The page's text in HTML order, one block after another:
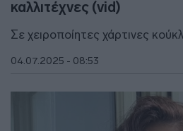
καλλιτέχνες (vid)
Σε χειροποίητες χάρτινες
04.07.2025 - 08:53